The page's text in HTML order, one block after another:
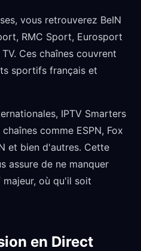
vous retrouverez BeIN
RMC Sport, Eurosport
Ces chaînes couvrent
sportifs français et
IPTV Smarters
comme ESPN, Fox
et bien d'autres. Cette
assure de ne manquer
où qu'il soit
en Direct